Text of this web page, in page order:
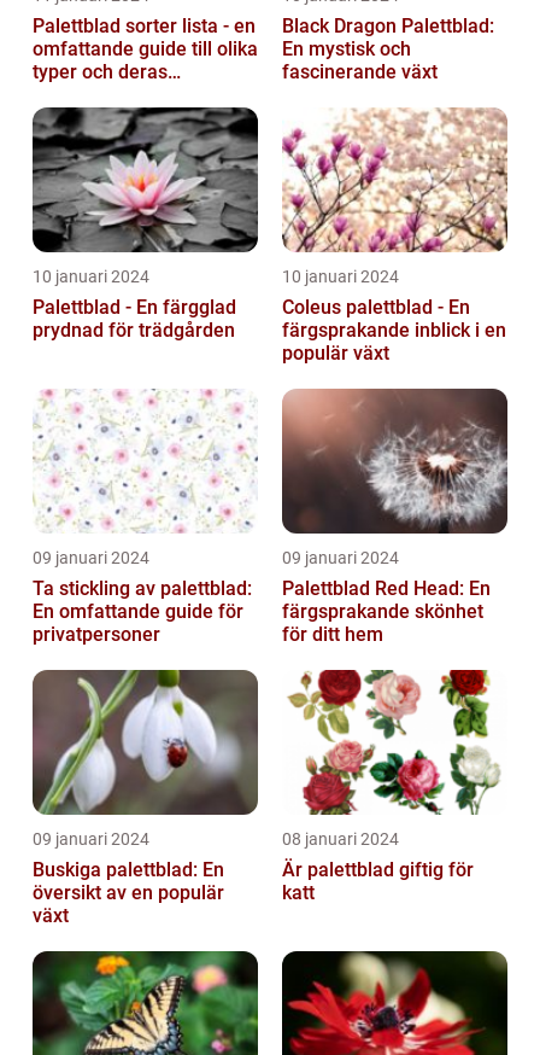
Palettblad sorter lista - en
omfattande guide till olika
typer och deras
Black Dragon Palettblad:
En mystisk och
fascinerande växt
10 januari 2024
Palettblad - En färgglad
prydnad för trädgården
10 januari 2024
Coleus palettblad - En
färgsprakande inblick i en
populär växt
09 januari 2024
Ta stickling av palettblad:
En omfattande guide för
privatpersoner
09 januari 2024
Palettblad Red Head: En
färgsprakande skönhet
för ditt hem
09 januari 2024
Buskiga palettblad: En
översikt av en populär
växt
08 januari 2024
Är palettblad giftig för
katt